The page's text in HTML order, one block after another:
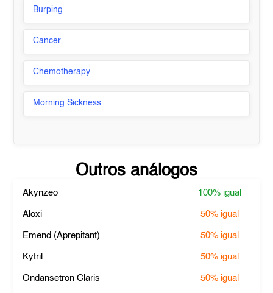
Burping
Cancer
Chemotherapy
Morning Sickness
Outros análogos
Akynzeo 100% igual
Aloxi 50% igual
Emend (Aprepitant) 50% igual
Kytril 50% igual
Ondansetron Claris 50% igual